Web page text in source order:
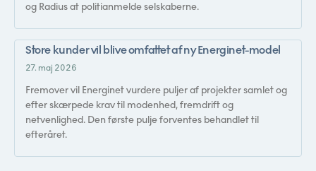
og Radius at politianmelde selskaberne.
Store kunder vil blive omfattet af ny Energinet-model
27. maj 2026
Fremover vil Energinet vurdere puljer af projekter samlet og
efter skærpede krav til modenhed, fremdrift og
netvenlighed. Den første pulje forventes behandlet til
efteråret.